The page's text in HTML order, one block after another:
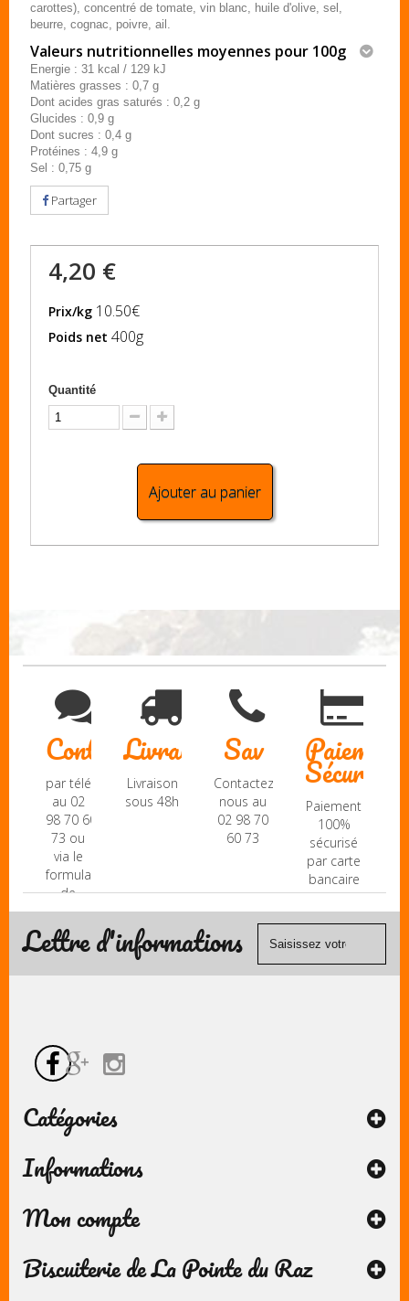
carottes), concentré de tomate, vin blanc, huile d'olive, sel,
beurre, cognac, poivre, ail.
Valeurs nutritionnelles moyennes pour 100g
Energie : 31 kcal / 129 kJ
Matières grasses : 0,7 g
Dont acides gras saturés : 0,2 g
Glucides : 0,9 g
Dont sucres : 0,4 g
Protéines : 4,9 g
Sel : 0,75 g
Partager
4,20 €
Prix/kg 10.50€
Poids net 400g
Quantité
Ajouter au panier
Contact
par téléphone
au 02
98 70 60
73 ou
via le
formulaire
de
contact
Livraison
Livraison
sous 48h
Sav
Contactez-
nous au
02 98 70
60 73
Paiement
Sécurisé
Paiement
100%
sécurisé
par carte
bancaire
(Mastercard,
Visa, ...) et
Lettre d'informations
Catégories
Informations
Mon compte
Biscuiterie de La Pointe du Raz